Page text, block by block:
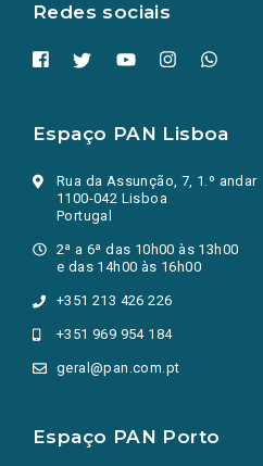
Redes sociais
Espaço PAN Lisboa
Rua da Assunção, 7, 1.º andar
1100-042 Lisboa
Portugal
2ª a 6ª das 10h00 às 13h00
e das 14h00 às 16h00
+351 213 426 226
+351 969 954 184
geral@pan.com.pt
Espaço PAN Porto